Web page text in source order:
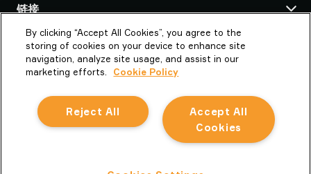
成功案例
关于我们
Vaculex 就是 TAWI
Sustainability at TAWI
真空起重术语表
TAWI 办公室及合作伙伴
派亚博真空技术（上海）有限公司
上海市闵行区中春路1288号金地威新科创
园13号楼3楼 201109 上海市
la.cn.info@piab.com
+86 400 897 8668 转3
链接
关于Piab Group
TAWI – Part of Piab Group
职业机会
条款和条件
Cookie 政策
中文
By clicking “Accept All Cookies”, you agree to the
storing of cookies on your device to enhance site
navigation, analyze site usage, and assist in our
marketing efforts.
Cookie Policy
Accept All
Cookies
Reject All